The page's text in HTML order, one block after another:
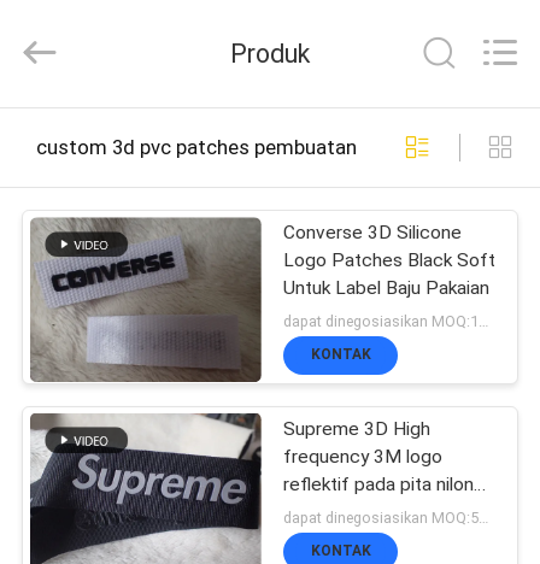
RUMAH
PRODUK
TENTANG
KITA
WISATA
PABRIK
Garment
Accessories
All
Reserved.
Produk
custom 3d pvc patches pembuatan online
Converse 3D Silicone
Logo Patches Black Soft
Untuk Label Baju Pakaian
dapat dinegosiasikan MOQ:1000pcs per warna
KONTAK
Supreme 3D High
frequency 3M logo
reflektif pada pita nilon
3.2cm untuk logo topi
KONTAK